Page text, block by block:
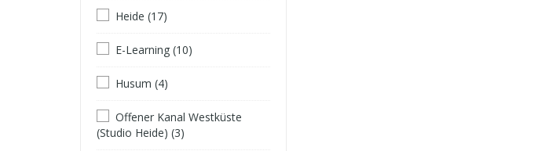
Heide (17)
E-Learning (10)
Husum (4)
Offener Kanal Westküste
(Studio Heide) (3)